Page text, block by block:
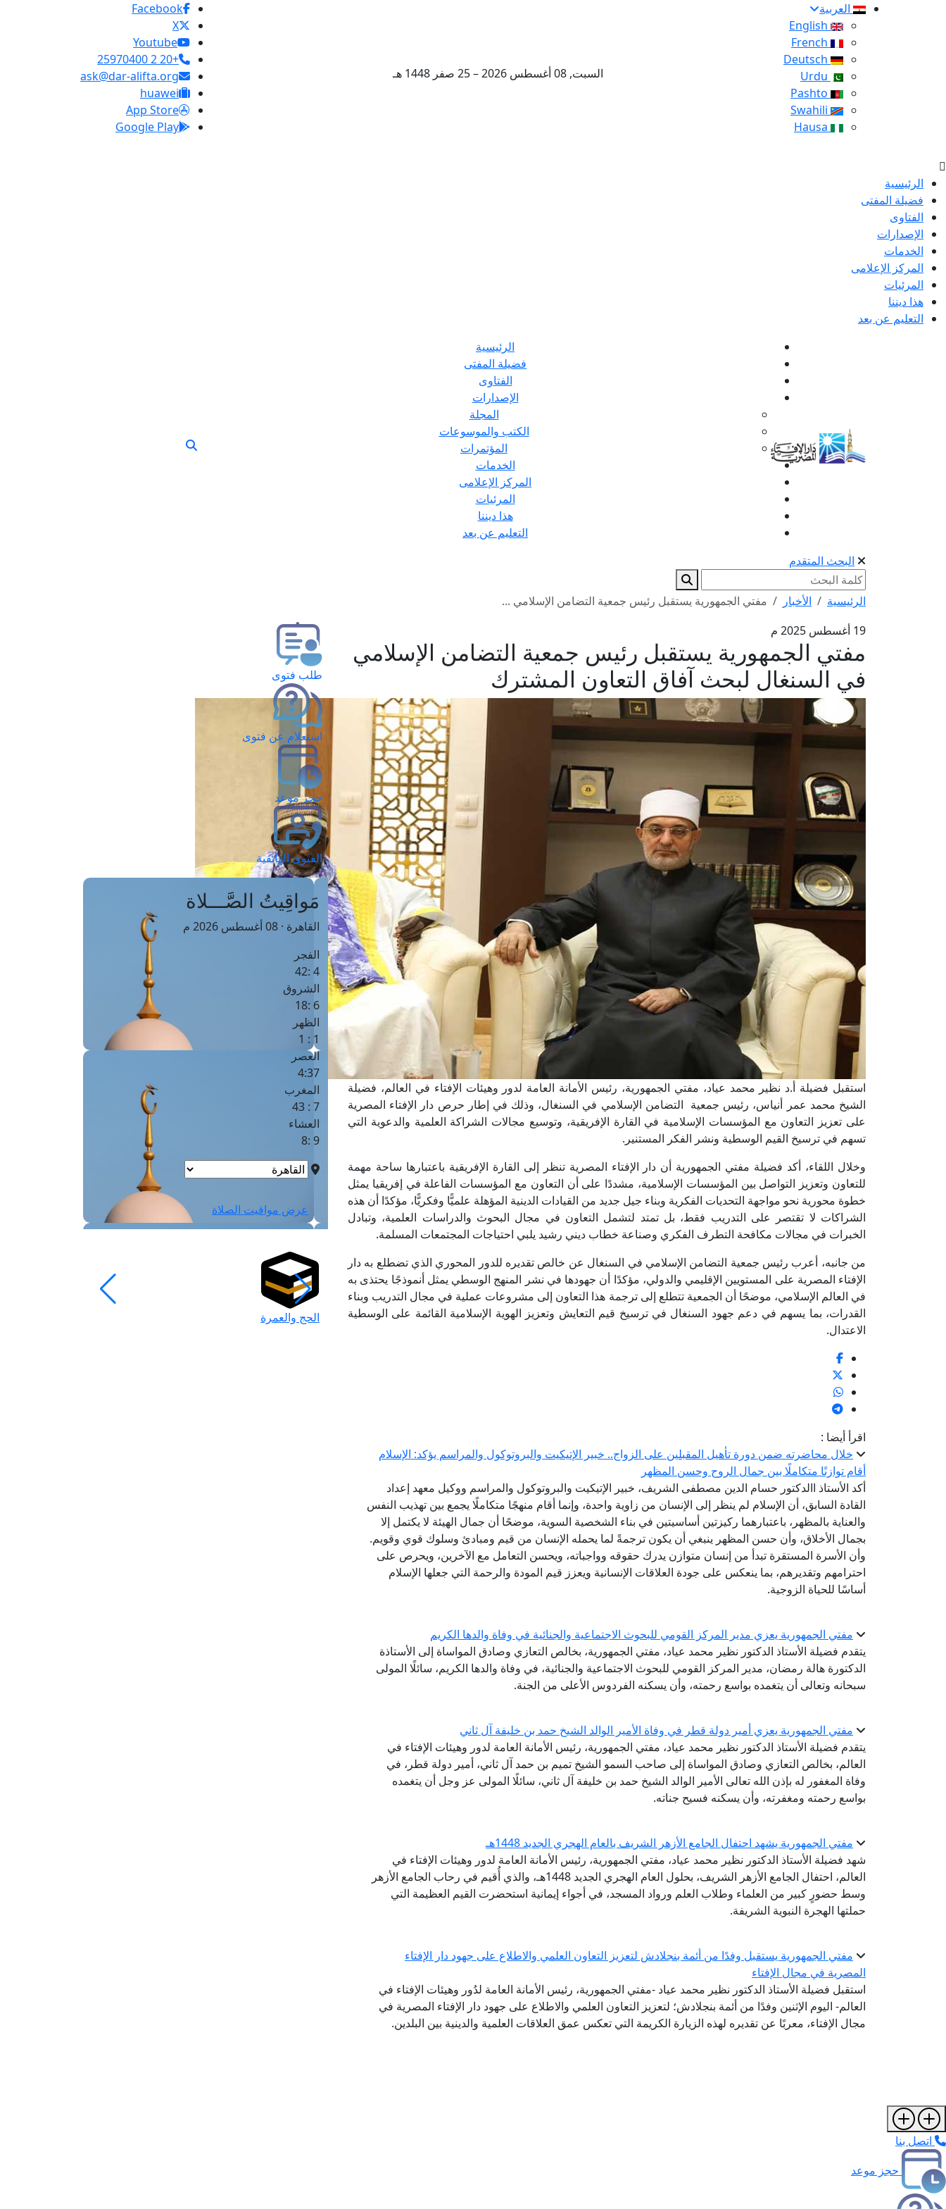
العربية
السبت, 08 أغسطس 2026 – 25 صفر 1448 هـ
Facebook
X
Youtube
+20 2 25970400
ask@dar-alifta.org
huawei
App Store
Google Play
الرئيسية
فضيلة المفتى
الفتاوى
الإصدارات
الخدمات
المركز الإعلامى
المرئيات
هذا ديننا
التعليم عن بعد
الرئيسية
فضيلة المفتى
الفتاوى
الإصدارات
المجلة
الكتب والموسوعات
المؤتمرات
الخدمات
المركز الإعلامى
المرئيات
هذا ديننا
التعليم عن بعد
البحث المتقدم
الرئيسية الأخبار
مفتي الجمهورية يستقبل رئيس جمعية التضامن الإسلامي ...
19 أغسطس 2025 م
مفتي الجمهورية يستقبل رئيس جمعية التضامن الإسلامي
في السنغال لبحث آفاق التعاون المشترك
استقبل فضيلة أ.د نظير محمد عياد، مفتي الجمهورية، رئيس الأمانة العامة لدور وهيئات الإفتاء في العالم، فضيلة
الشيخ محمد عمر أنياس، رئيس جمعية التضامن الإسلامي في السنغال، وذلك في إطار حرص دار الإفتاء المصرية
على تعزيز التعاون مع المؤسسات الإسلامية في القارة الإفريقية، وتوسيع مجالات الشراكة العلمية والدعوية التي
تسهم في ترسيخ القيم الوسطية ونشر الفكر المستنير.
وخلال اللقاء، أكد فضيلة مفتي الجمهورية أن دار الإفتاء المصرية تنظر إلى القارة الإفريقية باعتبارها ساحة مهمة
للتعاون وتعزيز التواصل بين المؤسسات الإسلامية، مشددًا على أن التعاون مع المؤسسات الفاعلة في إفريقيا يمثل
خطوة محورية نحو مواجهة التحديات الفكرية وبناء جيل جديد من القيادات الدينية المؤهلة علميًّا وفكريًّا، مؤكدًا أن هذه
الشراكات لا تقتصر على التدريب فقط، بل تمتد لتشمل التعاون في مجال البحوث والدراسات العلمية، وتبادل
الخبرات في مجالات مكافحة التطرف الفكري وصناعة خطاب ديني رشيد يلبي احتياجات المجتمعات المسلمة.
من جانبه، أعرب رئيس جمعية التضامن الإسلامي في السنغال عن خالص تقديره للدور المحوري الذي تضطلع به دار
الإفتاء المصرية على المستويين الإقليمي والدولي، مؤكدًا أن جهودها في نشر المنهج الوسطي يمثل أنموذجًا يحتذى به
في العالم الإسلامي، موضحًا أن الجمعية تتطلع إلى ترجمة هذا التعاون إلى مشروعات عملية في مجال التدريب وبناء
القدرات، بما يسهم في دعم جهود السنغال في ترسيخ قيم التعايش وتعزيز الهوية الإسلامية القائمة على الوسطية
الاعتدال.
اقرأ أيضا :
خلال محاضرته ضمن دورة تأهيل المقبلين على الزواج.. خبير الإتيكيت والبروتوكول والمراسم يؤكد: الإسلام
أقام توازنًا متكاملًا بين جمال الروح وحسن المظهر
أكد الأستاذ االدكتور حسام الدين مصطفى الشريف، خبير الإتيكيت والبروتوكول والمراسم ووكيل معهد إعداد
القادة السابق، أن الإسلام لم ينظر إلى الإنسان من زاوية واحدة، وإنما أقام منهجًا متكاملًا يجمع بين تهذيب النفس
والعناية بالمظهر، باعتبارهما ركيزتين أساسيتين في بناء الشخصية السوية، موضحًا أن جمال الهيئة لا يكتمل إلا
بجمال الأخلاق، وأن حسن المظهر ينبغي أن يكون ترجمةً لما يحمله الإنسان من قيم ومبادئ وسلوك قوي وقويم.
وأن الأسرة المستقرة تبدأ من إنسان متوازن يدرك حقوقه وواجباته، ويحسن التعامل مع الآخرين، ويحرص على
احترامهم وتقديرهم، بما ينعكس على جودة العلاقات الإنسانية ويعزز قيم المودة والرحمة التي جعلها الإسلام
أساسًا للحياة الزوجية.
مفتي الجمهورية يعزي مدير المركز القومي للبحوث الاجتماعية والجنائية في وفاة والدها الكريم
يتقدم فضيلة الأستاذ الدكتور نظير محمد عياد، مفتي الجمهورية، بخالص التعازي وصادق المواساة إلى الأستاذة
الدكتورة هالة رمضان، مدير المركز القومي للبحوث الاجتماعية والجنائية، في وفاة والدها الكريم، سائلًا المولى
سبحانه وتعالى أن يتغمده بواسع رحمته، وأن يسكنه الفردوس الأعلى من الجنة.
مفتي الجمهورية يعزي أمير دولة قطر في وفاة الأمير الوالد الشيخ حمد بن خليفة آل ثاني
يتقدم فضيلة الأستاذ الدكتور نظير محمد عياد، مفتي الجمهورية، رئيس الأمانة العامة لدور وهيئات الإفتاء في
العالم، بخالص التعازي وصادق المواساة إلى صاحب السمو الشيخ تميم بن حمد آل ثاني، أمير دولة قطر، في
وفاة المغفور له بإذن الله تعالى الأمير الوالد الشيخ حمد بن خليفة آل ثاني، سائلًا المولى عز وجل أن يتغمده
بواسع رحمته ومغفرته، وأن يسكنه فسيح جناته.
مفتي الجمهورية يشهد احتفال الجامع الأزهر الشريف بالعام الهجري الجديد 1448هـ
شهد فضيلة الأستاذ الدكتور نظير محمد عياد، مفتي الجمهورية، رئيس الأمانة العامة لدور وهيئات الإفتاء في
العالم، احتفال الجامع الأزهر الشريف، بحلول العام الهجري الجديد 1448هـ، والذي أُقيم في رحاب الجامع الأزهر
وسط حضورٍ كبير من العلماء وطلاب العلم ورواد المسجد، في أجواء إيمانية استحضرت القيم العظيمة التي
حملتها الهجرة النبوية الشريفة.
مفتي الجمهورية يستقبل وفدًا من أئمة بنجلادش لتعزيز التعاون العلمي والاطلاع على جهود دار الإفتاء
المصرية في مجال الإفتاء
استقبل فضيلة الأستاذ الدكتور نظير محمد عياد -مفتي الجمهورية، رئيس الأمانة العامة لدُور وهيئات الإفتاء في
العالم- اليوم الإثنين وفدًا من أئمة بنجلادش؛ لتعزيز التعاون العلمي والاطلاع على جهود دار الإفتاء المصرية في
مجال الإفتاء، معربًا عن تقديره لهذه الزيارة الكريمة التي تعكس عمق العلاقات العلمية والدينية بين البلدين.
طلب فتوى
استعلام عن فتوى
حجز موعد
الفتوى الهاتفية
مَواقِيتُ الصَّـــلاة
القاهرة · 08 أغسطس 2026 م
الفجر
4 :42
الشروق
6 :18
الظهر
1 : 1
العصر
4:37
المغرب
7 : 43
العشاء
9 :8
عرض مواقيت الصلاة
الحج والعمرة
اتصل بنا
حجز موعد